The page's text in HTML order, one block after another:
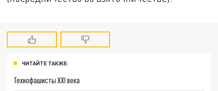
ЧИТАЙТЕ ТАКЖЕ:
Технофашисты XXI века